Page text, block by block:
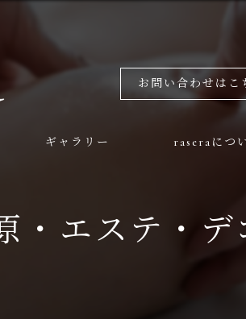
お問い合わせはこ
ギャラリー raseraにつ
フェイシャル
エステ・デ